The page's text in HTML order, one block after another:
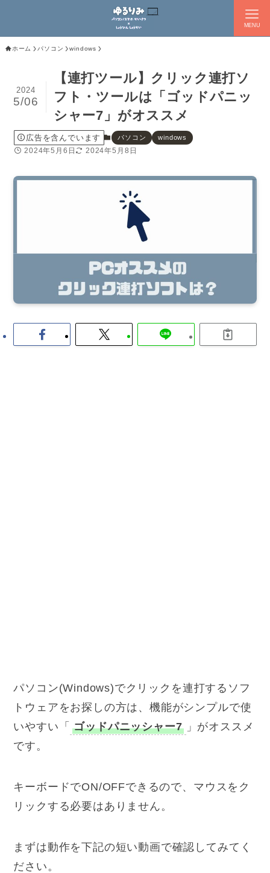
MENU
ホーム パソコン windows
【連打ツール】クリック連打ソ
フト・ツールは「ゴッドパニッ
シャー7」がオススメ
2024
5/06
広告を含んでいます パソコン windows
2024年5月6日 2024年5月8日
パソコン(Windows)でクリックを連打するソフ
トウェアをお探しの方は、機能がシンプルで使
いやすい「
ゴッドパニッシャー7
」がオススメ
です。
キーボードでON/OFFできるので、マウスをク
リックする必要はありません。
まずは動作を下記の短い動画で確認してみてく
ださい。